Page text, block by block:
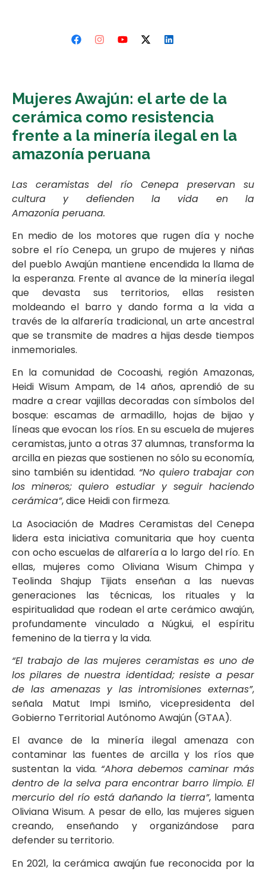
Mujeres Awajún: el arte de la
cerámica como resistencia
frente a la minería ilegal en la
amazonía peruana
Las ceramistas del río Cenepa preservan su
cultura y defienden la vida en la
Amazonía peruana.
En medio de los motores que rugen día y noche
sobre el río Cenepa, un grupo de mujeres y niñas
del pueblo Awajún mantiene encendida la llama de
la esperanza. Frente al avance de la minería ilegal
que devasta sus territorios, ellas resisten
moldeando el barro y dando forma a la vida a
través de la alfarería tradicional, un arte ancestral
que se transmite de madres a hijas desde tiempos
inmemoriales.
En la comunidad de Cocoashi, región Amazonas,
Heidi Wisum Ampam, de 14 años, aprendió de su
madre a crear vajillas decoradas con símbolos del
bosque: escamas de armadillo, hojas de bijao y
líneas que evocan los ríos. En su escuela de mujeres
ceramistas, junto a otras 37 alumnas, transforma la
arcilla en piezas que sostienen no sólo su economía,
sino también su identidad. “No quiero trabajar con
los mineros; quiero estudiar y seguir haciendo
cerámica”, dice Heidi con firmeza.
La Asociación de Madres Ceramistas del Cenepa
lidera esta iniciativa comunitaria que hoy cuenta
con ocho escuelas de alfarería a lo largo del río. En
ellas, mujeres como Oliviana Wisum Chimpa y
Teolinda Shajup Tijiats enseñan a las nuevas
generaciones las técnicas, los rituales y la
espiritualidad que rodean el arte cerámico awajún,
profundamente vinculado a Núgkui, el espíritu
femenino de la tierra y la vida.
“El trabajo de las mujeres ceramistas es uno de
los pilares de nuestra identidad; resiste a pesar
de las amenazas y las intromisiones externas”,
señala Matut Impi Ismiño, vicepresidenta del
Gobierno Territorial Autónomo Awajún (GTAA).
El avance de la minería ilegal amenaza con
contaminar las fuentes de arcilla y los ríos que
sustentan la vida. “Ahora debemos caminar más
dentro de la selva para encontrar barro limpio. El
mercurio del río está dañando la tierra”, lamenta
Oliviana Wisum. A pesar de ello, las mujeres siguen
creando, enseñando y organizándose para
defender su territorio.
En 2021, la cerámica awajún fue reconocida por la